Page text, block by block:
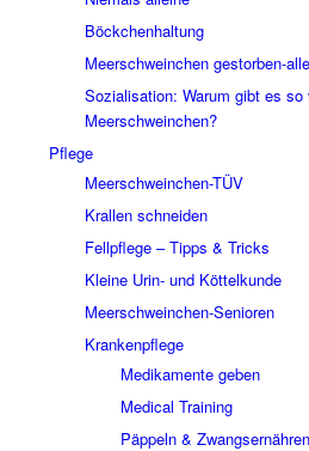
Böckchenhaltung
Meerschweinchen gestorben-
Sozialisation: Warum gibt es
Meerschweinchen?
Pflege
Meerschweinchen-TÜV
Krallen schneiden
Fellpflege – Tipps & Tricks
Kleine Urin- und Köttelkunde
Meerschweinchen-Senioren
Krankenpflege
Medikamente geben
Medical Training
Päppeln & Zwangsernähren